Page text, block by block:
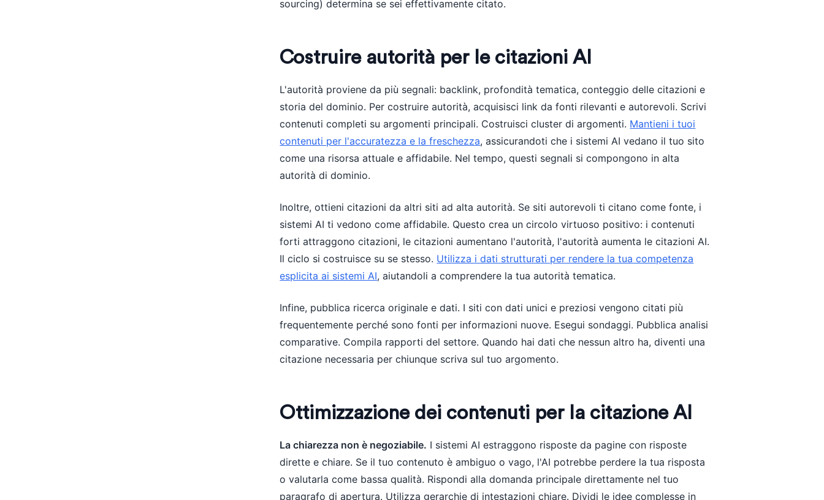
sourcing) determina se sei effettivamente citato.
Costruire autorità per le citazioni AI
L'autorità proviene da più segnali: backlink, profondità tematica, conteggio delle citazioni e
storia del dominio. Per costruire autorità, acquisisci link da fonti rilevanti e autorevoli. Scrivi
contenuti completi su argomenti principali. Costruisci cluster di argomenti. Mantieni i tuoi
contenuti per l'accuratezza e la freschezza, assicurandoti che i sistemi AI vedano il tuo sito
come una risorsa attuale e affidabile. Nel tempo, questi segnali si compongono in alta
autorità di dominio.
Inoltre, ottieni citazioni da altri siti ad alta autorità. Se siti autorevoli ti citano come fonte, i
sistemi AI ti vedono come affidabile. Questo crea un circolo virtuoso positivo: i contenuti
forti attraggono citazioni, le citazioni aumentano l'autorità, l'autorità aumenta le citazioni AI.
Il ciclo si costruisce su se stesso. Utilizza i dati strutturati per rendere la tua competenza
esplicita ai sistemi AI, aiutandoli a comprendere la tua autorità tematica.
Infine, pubblica ricerca originale e dati. I siti con dati unici e preziosi vengono citati più
frequentemente perché sono fonti per informazioni nuove. Esegui sondaggi. Pubblica analisi
comparative. Compila rapporti del settore. Quando hai dati che nessun altro ha, diventi una
citazione necessaria per chiunque scriva sul tuo argomento.
Ottimizzazione dei contenuti per la citazione AI
La chiarezza non è negoziabile. I sistemi AI estraggono risposte da pagine con risposte
dirette e chiare. Se il tuo contenuto è ambiguo o vago, l'AI potrebbe perdere la tua risposta
o valutarla come bassa qualità. Rispondi alla domanda principale direttamente nel tuo
paragrafo di apertura. Utilizza gerarchie di intestazioni chiare. Dividi le idee complesse in